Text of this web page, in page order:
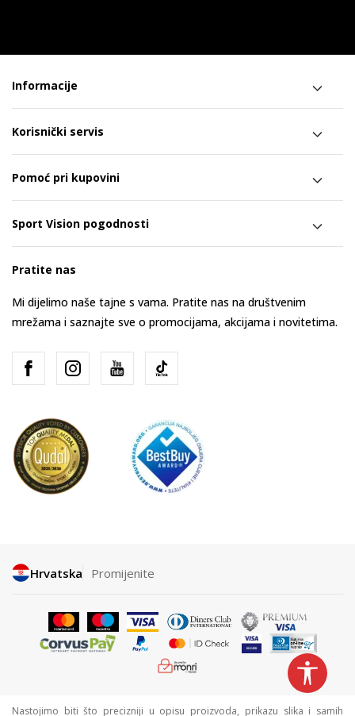
Informacije
Korisnički servis
Pomoć pri kupovini
Sport Vision pogodnosti
Pratite nas
Mi dijelimo naše tajne s vama. Pratite nas na društvenim
mrežama i saznajte sve o promocijama, akcijama i novitetima.
Hrvatska Promijenite
Nastojimo biti što precizniji u opisu proizvoda, prikazu slika i samih